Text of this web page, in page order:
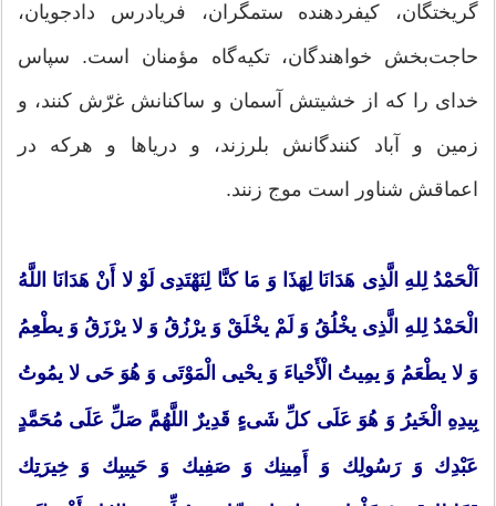
گریختگان، كیفردهنده ستمگران، فریادرس دادجویان،
حاجت‌بخش خواهندگان، تكیه‌گاه مؤمنان است. سپاس
خدای را كه از خشیتش آسمان و ساكنانش غرّش كنند، و
زمین و آباد كنندگانش بلرزند، و دریاها و هركه در
اعماقش شناور است موج زنند.
اَلْحَمْدُ لِلهِ الَّذِی هَدَانَا لِهَذَا وَ مَا كنَّا لِنَهْتَدِی لَوْ لا أَنْ هَدَانَا اللَّهُ
الْحَمْدُ لِلهِ الَّذِی یخْلُقُ وَ لَمْ یخْلَقْ وَ یرْزُقُ وَ لا یرْزَقُ وَ یطْعِمُ
وَ لا یطْعَمُ وَ یمِیتُ الْأَحْیاءَ وَ یحْیی الْمَوْتَی وَ هُوَ حَی لا یمُوتُ
بِیدِهِ الْخَیرُ وَ هُوَ عَلَی كلِّ شَیءٍ قَدِیرٌ اللَّهُمَّ صَلِّ عَلَی مُحَمَّدٍ
عَبْدِك وَ رَسُولِك وَ أَمِینِك وَ صَفِیك وَ حَبِیبِك وَ خِیرَتِك